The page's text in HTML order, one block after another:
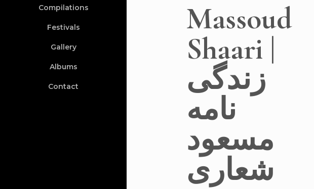
Compilations
Festivals
Gallery
Albums
Contact
Massoud
Shaari |
زندگی
نامه
مسعود
شعاری